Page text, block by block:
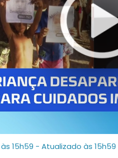
15h59 - Atualizado às 15h59